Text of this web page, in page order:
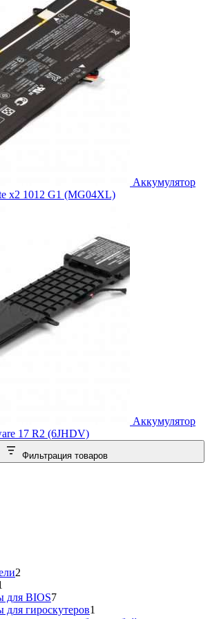
Аккумулятор
x2 1012 G1 (MG04XL)
Аккумулятор
17 R2 (6JHDV)
Фильтрация товаров
2
товар
для BIOS77
товаров
для гироскутеров1